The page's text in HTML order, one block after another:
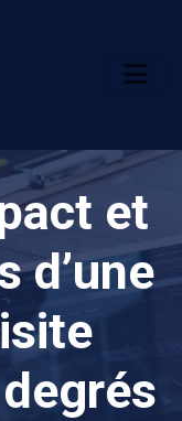
et
d’une